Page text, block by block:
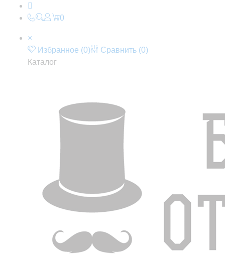
0
×
Избранное (0) Сравнить (0)
Каталог